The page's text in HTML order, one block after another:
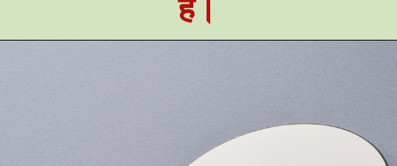
है।